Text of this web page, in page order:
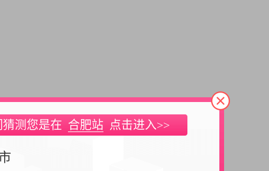
猜测您是在 合肥站 点击进入>>